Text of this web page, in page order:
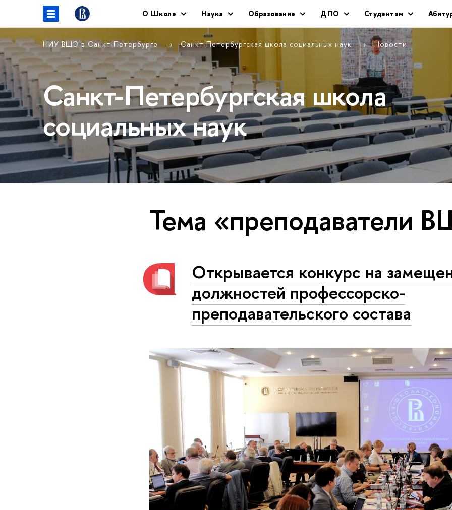
O Школе Наука Образование ДПО Студентам
НИУ ВШЭ в Санкт-Петербурге Санкт-Петербургская школа социальных наук Новости
Санкт-Петербургская школа
социальных наук
Тема «преподаватели
Открывается конкурс на
должностей профессорско-
преподавательского состава